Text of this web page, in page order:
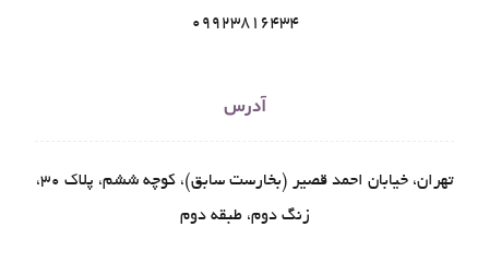
09923816434
آدرس
تهران، خیابان احمد قصیر (بخارست سابق)، کوچه ششم، پلاک ۳۰،
زنگ دوم، طبقه دوم